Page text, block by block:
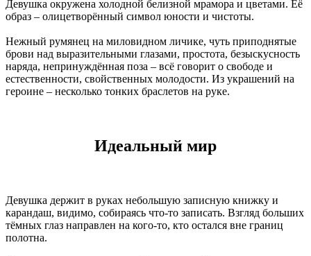
Девушка окружена холодной белизной мрамора и цветами. Её
образ – олицетворённый символ юности и чистоты.
Нежный румянец на миловидном личике, чуть приподнятые
брови над выразительными глазами, простота, безыскусность
наряда, непринуждённая поза – всё говорит о свободе и
естественности, свойственных молодости. Из украшений на
героине – несколько тонких браслетов на руке.
Идеальный мир
Девушка держит в руках небольшую записную книжку и
карандаш, видимо, собираясь что-то записать. Взгляд больших
тёмных глаз направлен на кого-то, кто остался вне границ
полотна.